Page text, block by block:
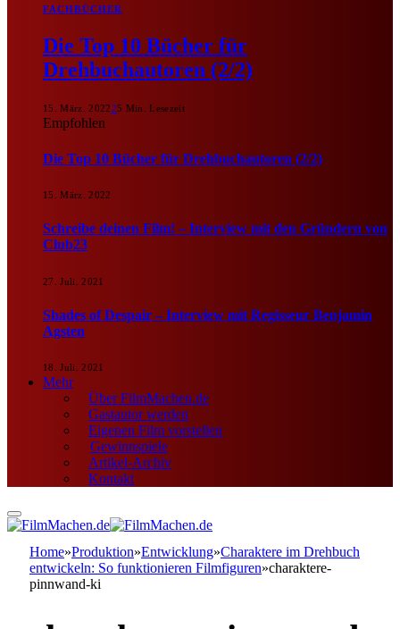
FACHBÜCHER
Die Top 10 Bücher für
Drehbuchautoren (2/2)
15. März. 202225 Min. Lesezeit
Empfohlen
Die Top 10 Bücher für Drehbuchautoren (2/2)
15. März. 2022
Schreibe deinen Film! – Interview mit den Gründern von
Club23
27. Juli. 2021
Shades of Despair – Interview mit Regisseur Benjamin
Agsten
18. Juli. 2021
Mehr
Über FilmMachen.de
Gastautor werden
Eigenen Film vorstellen
Gewinnspiele
Artikel-Archiv
Kontakt
Home»Produktion»Entwicklung»Charaktere im Drehbuch
entwickeln: So funktionieren Filmfiguren»charaktere-
pinnwand-ki